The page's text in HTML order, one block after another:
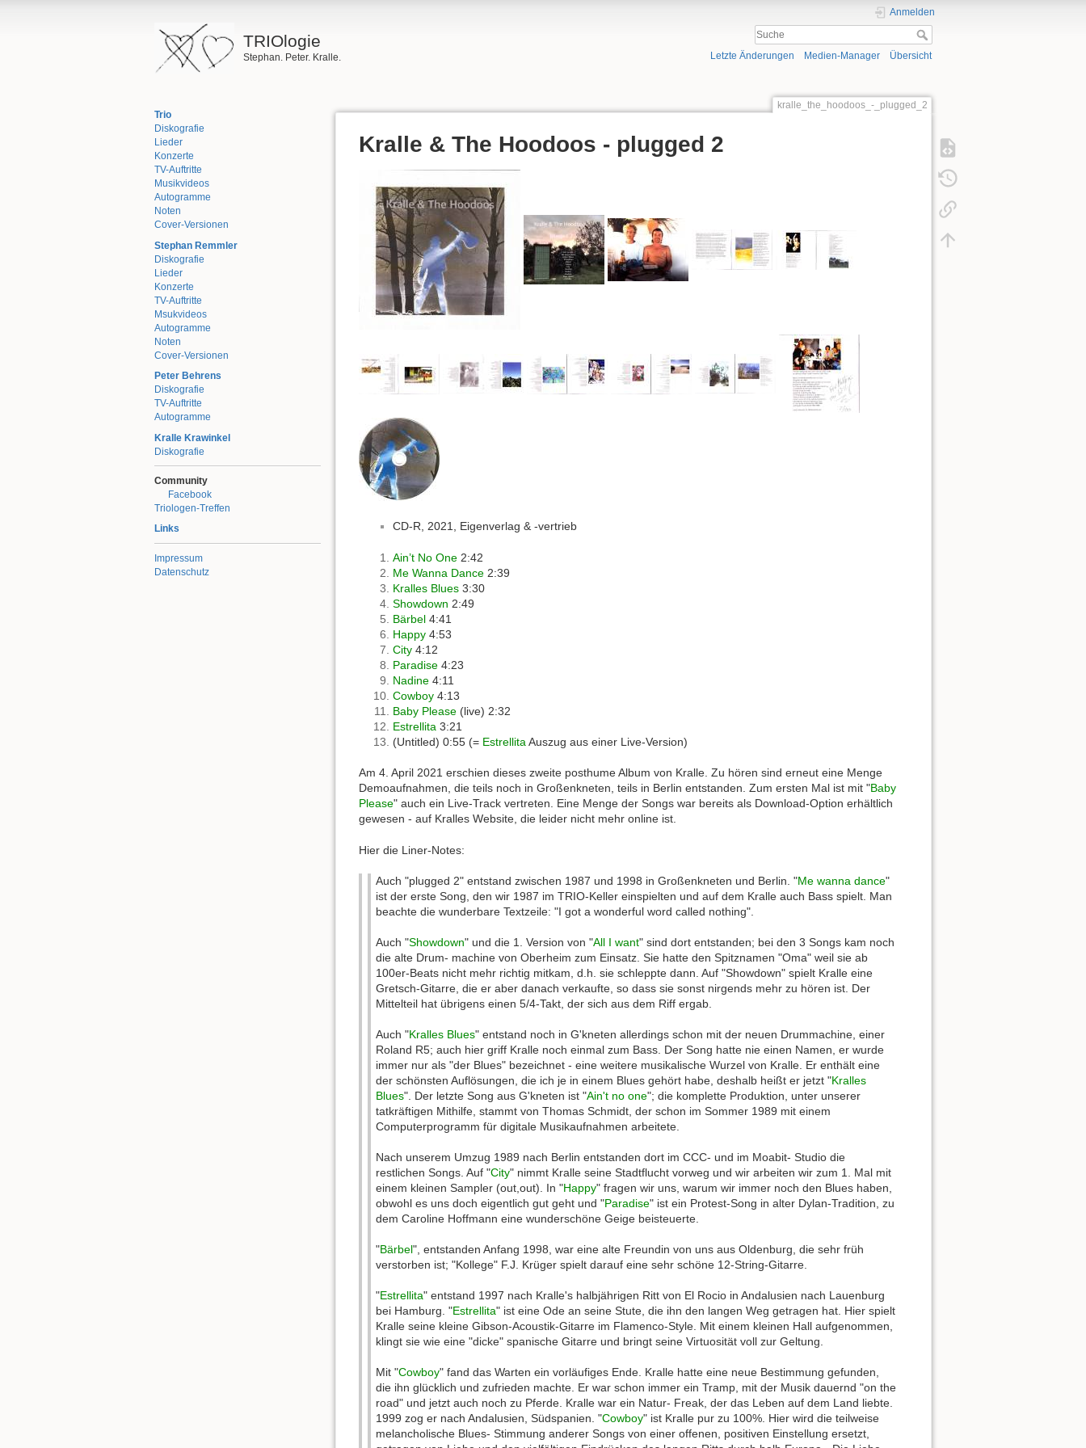
TRIOlogie
Stephan. Peter. Kralle.
Anmelden
Letzte Änderungen Medien-Manager Übersicht
Trio
Diskografie
Lieder
Konzerte
TV-Auftritte
Musikvideos
Autogramme
Noten
Cover-Versionen
Stephan Remmler
Diskografie
Lieder
Konzerte
TV-Auftritte
Msukvideos
Autogramme
Noten
Cover-Versionen
Peter Behrens
Diskografie
TV-Auftritte
Autogramme
Kralle Krawinkel
Diskografie
Community
Facebook
Triologen-Treffen
Links
Impressum
Datenschutz
kralle_the_hoodoos_-_plugged_2
Kralle & The Hoodoos - plugged 2
CD-R, 2021, Eigenverlag & -vertrieb
Ain’t No One 2:42
Me Wanna Dance 2:39
Kralles Blues 3:30
Showdown 2:49
Bärbel 4:41
Happy 4:53
City 4:12
Paradise 4:23
Nadine 4:11
Cowboy 4:13
Baby Please (live) 2:32
Estrellita 3:21
(Untitled) 0:55 (= Estrellita Auszug aus einer Live-Version)
Am 4. April 2021 erschien dieses zweite posthume Album von Kralle. Zu hören sind erneut eine Menge
Demoaufnahmen, die teils noch in Großenkneten, teils in Berlin entstanden. Zum ersten Mal ist mit "Baby
Please" auch ein Live-Track vertreten. Eine Menge der Songs war bereits als Download-Option erhältlich
gewesen - auf Kralles Website, die leider nicht mehr online ist.
Hier die Liner-Notes:
Auch "plugged 2" entstand zwischen 1987 und 1998 in Großenkneten und Berlin. "Me wanna dance"
ist der erste Song, den wir 1987 im TRIO-Keller einspielten und auf dem Kralle auch Bass spielt. Man
beachte die wunderbare Textzeile: "I got a wonderful word called nothing".
Auch "Showdown" und die 1. Version von "All I want" sind dort entstanden; bei den 3 Songs kam noch
die alte Drum- machine von Oberheim zum Einsatz. Sie hatte den Spitznamen "Oma" weil sie ab
100er-Beats nicht mehr richtig mitkam, d.h. sie schleppte dann. Auf "Showdown" spielt Kralle eine
Gretsch-Gitarre, die er aber danach verkaufte, so dass sie sonst nirgends mehr zu hören ist. Der
Mittelteil hat übrigens einen 5/4-Takt, der sich aus dem Riff ergab.
Auch "Kralles Blues" entstand noch in G'kneten allerdings schon mit der neuen Drummachine, einer
Roland R5; auch hier griff Kralle noch einmal zum Bass. Der Song hatte nie einen Namen, er wurde
immer nur als "der Blues" bezeichnet - eine weitere musikalische Wurzel von Kralle. Er enthält eine
der schönsten Auflösungen, die ich je in einem Blues gehört habe, deshalb heißt er jetzt "Kralles
Blues". Der letzte Song aus G'kneten ist "Ain't no one"; die komplette Produktion, unter unserer
tatkräftigen Mithilfe, stammt von Thomas Schmidt, der schon im Sommer 1989 mit einem
Computerprogramm für digitale Musikaufnahmen arbeitete.
Nach unserem Umzug 1989 nach Berlin entstanden dort im CCC- und im Moabit- Studio die
restlichen Songs. Auf "City" nimmt Kralle seine Stadtflucht vorweg und wir arbeiten wir zum 1. Mal mit
einem kleinen Sampler (out,out). In "Happy" fragen wir uns, warum wir immer noch den Blues haben,
obwohl es uns doch eigentlich gut geht und "Paradise" ist ein Protest-Song in alter Dylan-Tradition, zu
dem Caroline Hoffmann eine wunderschöne Geige beisteuerte.
"Bärbel", entstanden Anfang 1998, war eine alte Freundin von uns aus Oldenburg, die sehr früh
verstorben ist; "Kollege" F.J. Krüger spielt darauf eine sehr schöne 12-String-Gitarre.
"Estrellita" entstand 1997 nach Kralle's halbjährigen Ritt von El Rocio in Andalusien nach Lauenburg
bei Hamburg. "Estrellita" ist eine Ode an seine Stute, die ihn den langen Weg getragen hat. Hier spielt
Kralle seine kleine Gibson-Acoustik-Gitarre im Flamenco-Style. Mit einem kleinen Hall aufgenommen,
klingt sie wie eine "dicke" spanische Gitarre und bringt seine Virtuosität voll zur Geltung.
Mit "Cowboy" fand das Warten ein vorläufiges Ende. Kralle hatte eine neue Bestimmung gefunden,
die ihn glücklich und zufrieden machte. Er war schon immer ein Tramp, mit der Musik dauernd "on the
road" und jetzt auch noch zu Pferde. Kralle war ein Natur- Freak, der das Leben auf dem Land liebte.
1999 zog er nach Andalusien, Südspanien. "Cowboy" ist Kralle pur zu 100%. Hier wird die teilweise
melancholische Blues- Stimmung anderer Songs von einer offenen, positiven Einstellung ersetzt,